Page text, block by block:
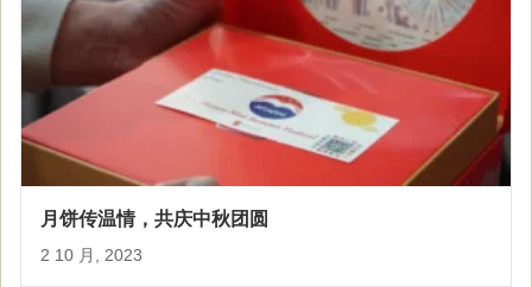
月饼传温情，共庆中秋团圆
2 10 月, 2023